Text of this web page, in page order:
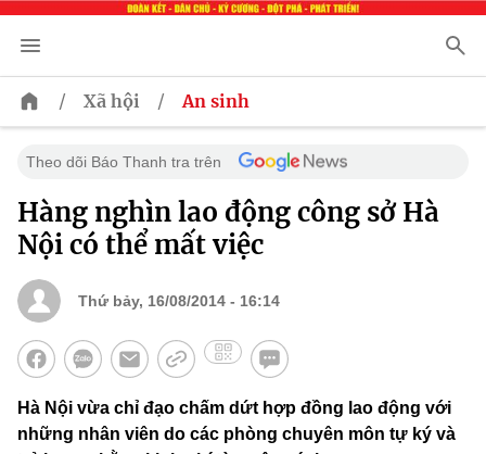
/ Xã hội / An sinh
Theo dõi Báo Thanh tra trên
Hàng nghìn lao động công sở Hà
Nội có thể mất việc
Thứ bảy, 16/08/2014 - 16:14
Hà Nội vừa chỉ đạo chấm dứt hợp đồng lao động với
những nhân viên do các phòng chuyên môn tự ký và